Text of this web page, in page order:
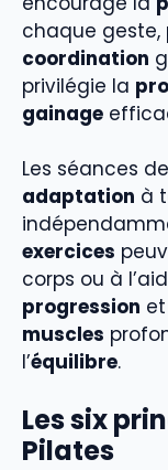
chaque geste,
coordination
privilégie la
gainage
Les séances
adaptation à
exercices
corps ou à
progression
muscles
l’équilibre.
Les six
Pilates